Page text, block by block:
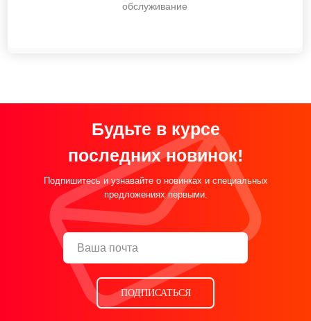
обслуживание
Будьте в курсе
последних новинок!
Подпишитесь и узнавайте о новинках и специальных
предложениях первыми.
ПОДПИСАТЬСЯ